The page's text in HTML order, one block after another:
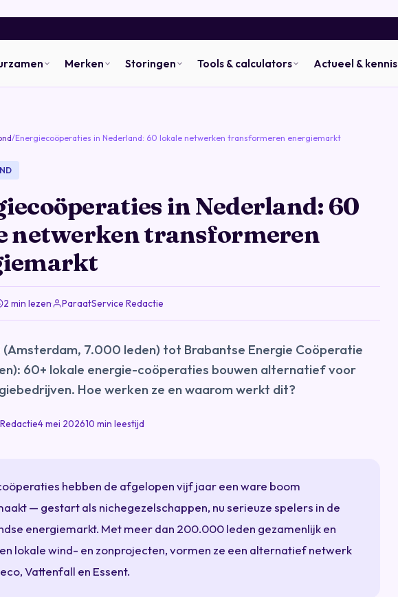
Merken Storingen Tools & calculators Actueel & kennis
/Energiecoöperaties in Nederland: 60 lokale netwerken transformeren energiemarkt
in Nederland: 60
netwerken transformeren
2 min lezen· ParaatService Redactie
(Amsterdam, 7.000 leden) tot Brabantse Energie Coöperatie
60+ lokale energie-coöperaties bouwen alternatief voor
Hoe werken ze en waarom werkt dit?
4 mei 202610 min leestijd
hebben de afgelopen vijf jaar een ware boom
— gestart als nichegezelschappen, nu serieuze spelers in de
energiemarkt. Met meer dan 200.000 leden gezamenlijk en
lokale wind- en zonprojecten, vormen ze een alternatief netwerk
Vattenfall en Essent.